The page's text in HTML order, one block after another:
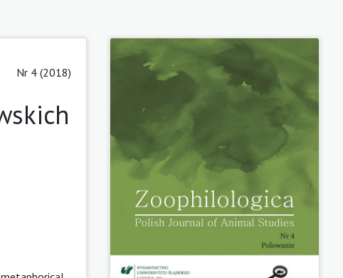
Nr 4 (2018)